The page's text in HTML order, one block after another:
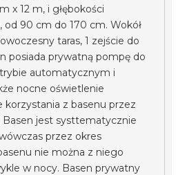
x 12 m, i głębokości
od 90 cm do 170 cm. Wokół
taras, 1 zejście do
posiada prywatną pompę do
automatycznym i
nocne oświetlenie
korzystania z basenu przez
Basen jest systtematycznie
przez okres
nie można z niego
w nocy. Basen prywatny